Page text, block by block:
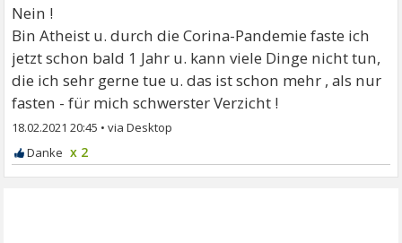
Nein !
Bin Atheist u. durch die Corina-Pandemie faste ich
jetzt schon bald 1 Jahr u. kann viele Dinge nicht tun,
die ich sehr gerne tue u. das ist schon mehr , als nur
fasten - für mich schwerster Verzicht !
18.02.2021 20:45 •
x 2